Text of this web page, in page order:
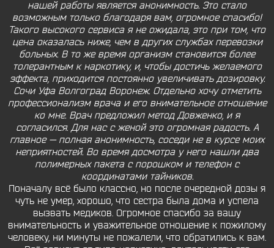
нашей работы является анонимность. Это стало
возможным только благодаря вам, огромное спасибо!
Такого высокого сервиса я не ожидала, это при том, что
цена оказалась ниже, чем в других службах перевозки
больных. В то же время организм становится более
толерантным к наркотику, и, чтобы достичь желаемого
эффекта, приходится постоянно увеличивать дозировку.
Сочи Уфа Волгоград Воронеж. Отдельно хочу отметить
профессионализм врача и его внимательное отношение
ко мне. Врач предложил метод Довженко, и я
согласился. Для нас с женой это огромная радость. А
главное — полная анонимность, соседи не в курсе моих
неприятностей. Во время досмотра у него нашли два
полимерных пакета с порошком и телефон с
координатами тайников.
Поначалу всё было классно, но после очередной дозы я
чуть не умер, хорошо, что сестра была дома и успела
вызвать медиков. Огромное спасибо за вашу
внимательность и уважительное отношение к пожилому
человеку, ни минуты не пожалели, что обратились к вам.